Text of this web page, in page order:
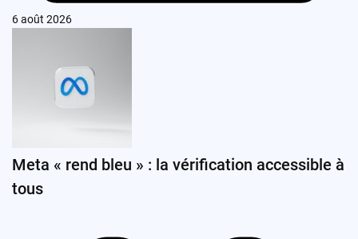
6 août 2026
Meta « rend bleu » : la vérification accessible à
tous